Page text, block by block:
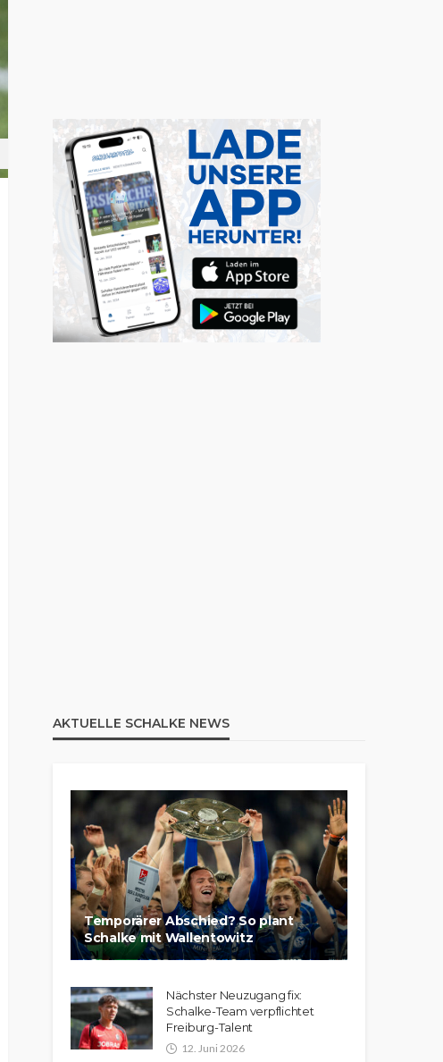
AKTUELLE SCHALKE NEWS
Temporärer Abschied? So plant
Schalke mit Wallentowitz
Nächster Neuzugang fix:
Schalke-Team verpflichtet
Freiburg-Talent
12. Juni 2026